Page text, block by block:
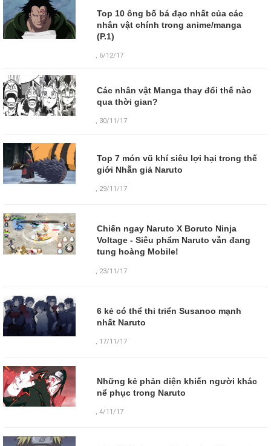
Top 10 ông bố bá đạo nhất của các
nhân vật chính trong anime/manga
(P.1)
, 6/12/17
Các nhân vật Manga thay đổi thế nào
qua thời gian?
, 30/11/17
Top 7 món vũ khí siêu lợi hại trong thế
giới Nhẫn giả Naruto
, 29/11/17
Chiến ngay Naruto X Boruto Ninja
Voltage - Siêu phẩm Naruto vẫn đang
tung hoàng Mobile!
23/11/17
6 kẻ có thể thi triển Susanoo mạnh
nhất Naruto
, 17/11/17
Những kẻ phản diện khiến người khác
nể phục trong Naruto
,4/11/17